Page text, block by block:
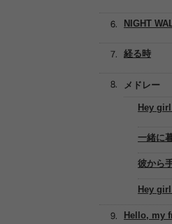
NIGHT
経る時
メドレー
Hey
一緒に
彼から
Hey
Hello, my